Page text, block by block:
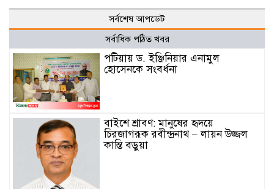
সর্বশেষ আপডেট
সর্বাধিক পঠিত খবর
পটিয়ায় ড. ইঞ্জিনিয়ার এনামুল
হোসেনকে সংবর্ধনা
বাইশে শ্রাবণ: মানুষের হৃদয়ে
চিরজাগরূক রবীন্দ্রনাথ – লায়ন উজ্জল
কান্তি বড়ুয়া